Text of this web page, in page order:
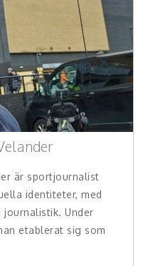
är sportjournalist
identiteter, med
journalistik. Under
etablerat sig som